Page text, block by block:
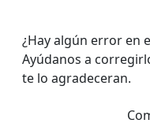
¿Hay algún error en
Ayúdanos a
te lo agradeceran.